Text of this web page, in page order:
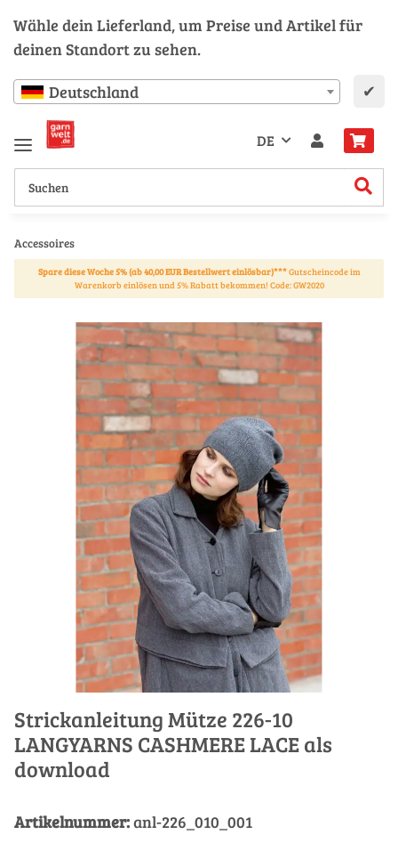
Wähle dein Lieferland, um Preise und Artikel für
deinen Standort zu sehen.
Deutschland ✔
DE
Accessoires
Spare diese Woche 5% (ab 40,00 EUR Bestellwert einlösbar)***Gutscheincode im
Warenkorb einlösen und 5% Rabatt bekommen! Code: GW2020
Strickanleitung Mütze 226-10
LANGYARNS CASHMERE LACE als
download
Artikelnummer:anl-226_010_001